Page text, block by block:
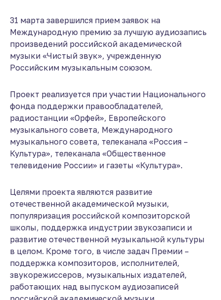
31 марта завершился прием заявок на
Международную премию за лучшую аудиозапись
произведений российской академической
музыки «Чистый звук», учрежденную
Российским музыкальным союзом.
Проект реализуется при участии Национального
фонда поддержки правообладателей,
радиостанции «Орфей», Европейского
музыкального совета, Международного
музыкального совета, телеканала «Россия –
Культура», телеканала «Общественное
телевидение России» и газеты «Культура».
Целями проекта являются развитие
отечественной академической музыки,
популяризация российской композиторской
школы, поддержка индустрии звукозаписи и
развитие отечественной музыкальной культуры
в целом. Кроме того, в числе задач Премии –
поддержка композиторов, исполнителей,
звукорежиссеров, музыкальных издателей,
работающих над выпуском аудиозаписей